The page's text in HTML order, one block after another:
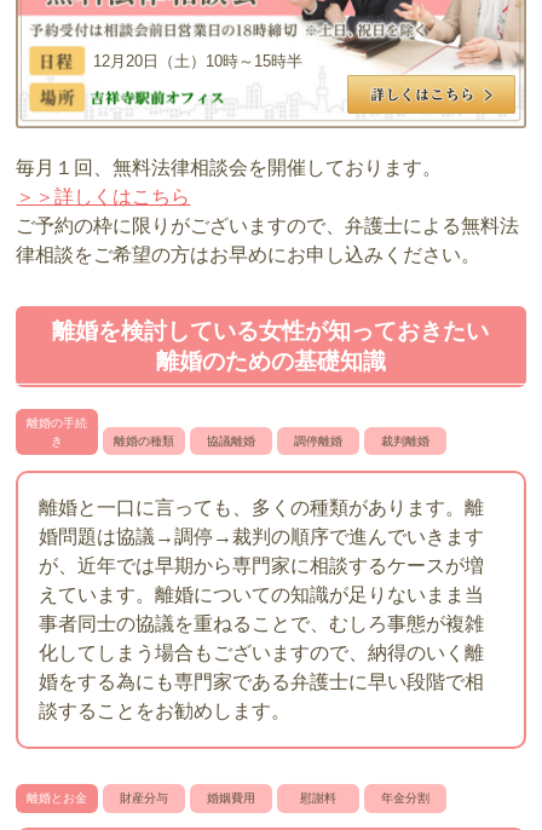
12月20日（土）10時～15時半
毎月１回、無料法律相談会を開催しております。
＞＞詳しくはこちら
ご予約の枠に限りがございますので、弁護士による無料法
律相談をご希望の方はお早めにお申し込みください。
離婚を検討している女性が知っておきたい
離婚のための基礎知識
離婚の手続
き
離婚の種類 協議離婚 調停離婚 裁判離婚
離婚と一口に言っても、多くの種類があります。離
婚問題は協議→調停→裁判の順序で進んでいきます
が、近年では早期から専門家に相談するケースが増
えています。離婚についての知識が足りないまま当
事者同士の協議を重ねることで、むしろ事態が複雑
化してしまう場合もございますので、納得のいく離
婚をする為にも専門家である弁護士に早い段階で相
談することをお勧めします。
離婚とお金 財産分与 婚姻費用 慰謝料 年金分割